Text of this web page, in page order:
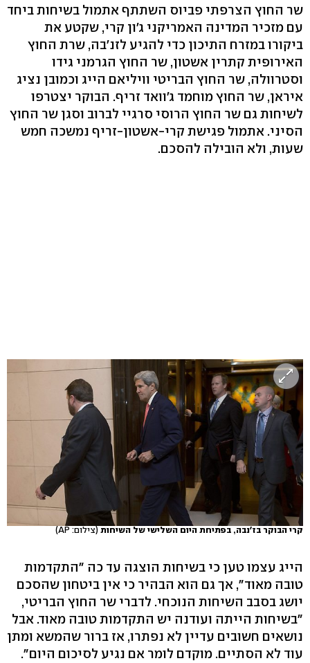
שר החוץ הצרפתי פביוס השתתף אתמול בשיחות ביחד
עם מזכיר המדינה האמריקני ג'ון קרי, שקטע את
ביקורו במזרח התיכון כדי להגיע לזנ'בה, שרת החוץ
האירופית קתרין אשטון, שר החוץ הגרמני גידו
וסטרוולה, שר החוץ הבריטי וויליאם הייג וכמובן נציג
איראן, שר החוץ מוחמד ג'וואד זריף. הבוקר יצטרפו
לשיחות גם שר החוץ הרוסי סרגיי לברוב וסגן שר החוץ
הסיני. אתמול פגישת קרי-אשטון-זריף נמשכה חמש
שעות, ולא הובילה להסכם.
קרי הבוקר בז'נבה, בפתיחת היום השלישי של השיחות(צילום: AP)
הייג עצמו טען כי בשיחות הוצגה עד כה "התקדמות
טובה מאוד", אך גם הוא הבהיר כי אין ביטחון שהסכם
יושג בסבב השיחות הנוכחי. לדברי שר החוץ הבריטי,
"בשיחות הייתה ועודנה יש התקדמות טובה מאוד. אבל
נושאים חשובים עדיין לא נפתרו, אז ברור שהמשא ומתן
עוד לא הסתיים. מוקדם לומר אם נגיע לסיכום היום".